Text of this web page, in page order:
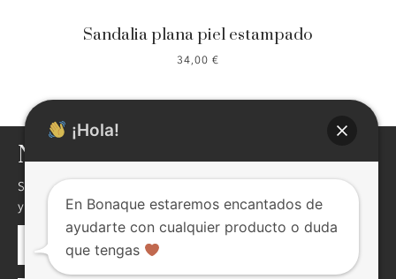
Sandalia plana piel estampado
34,00 €
NEWSLETTER
Si quieres enterarte de nuestras novedades,descuentos,eventos
y mucho más ! inscribite, seguro te va a interesar !
¡Hola!
En Bonaque estaremos encantados de
ayudarte con cualquier producto o duda
que tengas